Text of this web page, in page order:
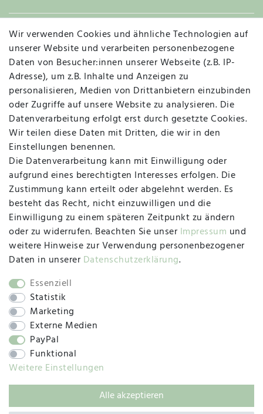
Widerruf
Vertrag widerrufen Kontakt
MAPALI VOR ORT
Herzogstraße 10
47533 Kleve
Montag, Dienstag, Donnerstag, Freitag
09:00 Uhr bis 13:00 Uhr
Mittwoch
09:00 Uhr bis 12:00 Uhr
SOCIAL
Wir verwenden Cookies und ähnliche Technologien auf
unserer Website und verarbeiten personenbezogene
Daten von Besucher:innen unserer Webseite (z.B. IP-
Adresse), um z.B. Inhalte und Anzeigen zu
personalisieren, Medien von Drittanbietern einzubinden
oder Zugriffe auf unsere Website zu analysieren. Die
Datenverarbeitung erfolgt erst durch gesetzte Cookies.
Wir teilen diese Daten mit Dritten, die wir in den
Einstellungen benennen.
Die Datenverarbeitung kann mit Einwilligung oder
aufgrund eines berechtigten Interesses erfolgen. Die
Zustimmung kann erteilt oder abgelehnt werden. Es
besteht das Recht, nicht einzuwilligen und die
Einwilligung zu einem späteren Zeitpunkt zu ändern
oder zu widerrufen. Beachten Sie unser Impressum und
weitere Hinweise zur Verwendung personenbezogener
Daten in unserer Daten­schutz­erklärung.
Essenziell
Statistik
Marketing
Externe Medien
PayPal
Funktional
Weitere Einstellungen
Alle akzeptieren